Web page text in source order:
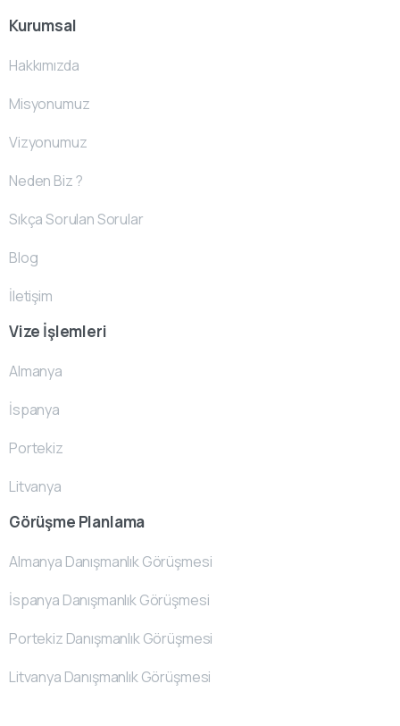
Kurumsal
Hakkımızda
Misyonumuz
Vizyonumuz
Neden Biz ?
Sıkça Sorulan Sorular
Blog
İletişim
Vize İşlemleri
Almanya
İspanya
Portekiz
Litvanya
Görüşme Planlama
Almanya Danışmanlık Görüşmesi
İspanya Danışmanlık Görüşmesi
Portekiz Danışmanlık Görüşmesi
Litvanya Danışmanlık Görüşmesi